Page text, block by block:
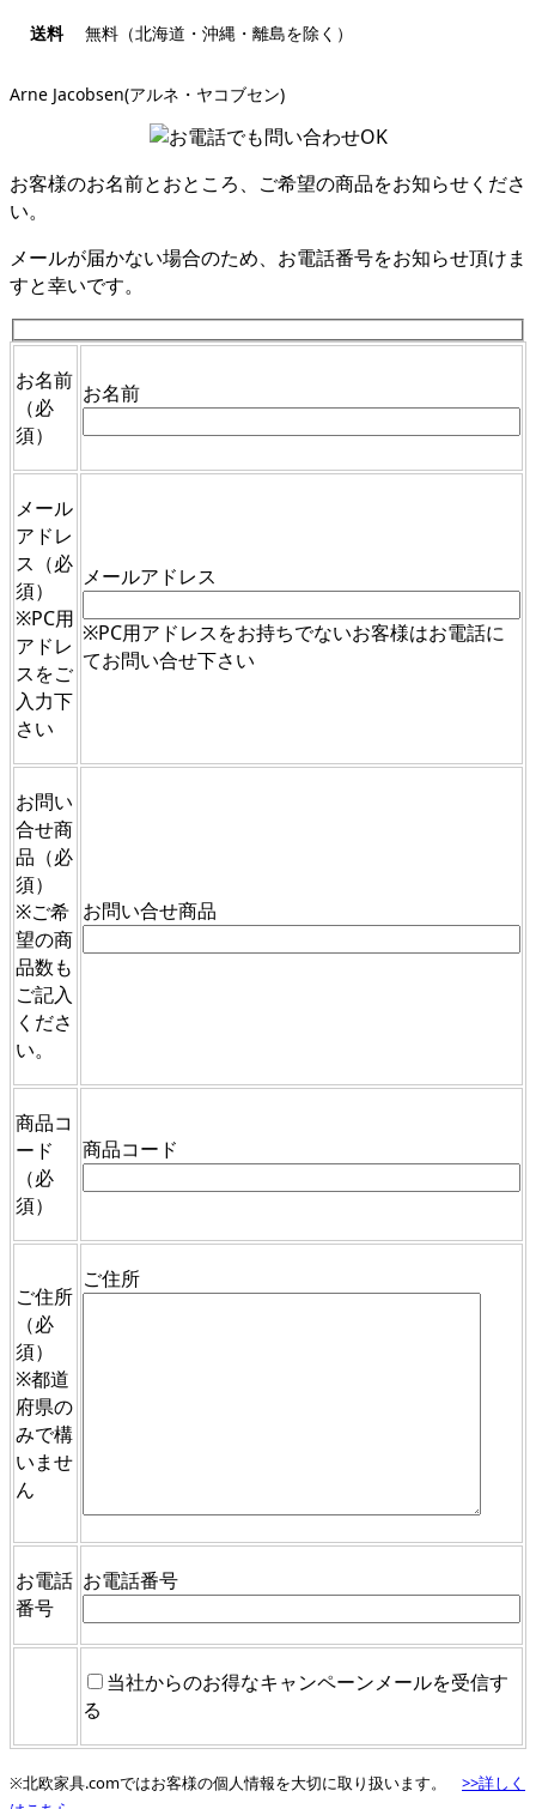
送料 無料（北海道・沖縄・離島を除く）
Arne Jacobsen(アルネ・ヤコブセン)
お客様のお名前とおところ、ご希望の商品をお知らせくださ
い。
メールが届かない場合のため、お電話番号をお知らせ頂けま
すと幸いです。
お名前
（必
須）
お名前
メール
アドレ
ス （必
須）
※PC用
アドレ
スをご
入力下
さい
メールアドレス
※PC用アドレスをお持ちでないお客様はお電話に
てお問い合せ下さい
お問い
合せ商
品 （必
須）
※ご希
望の商
品数も
ご記入
くださ
い。
お問い合せ商品
商品コ
ード
（必
須）
商品コード
ご住所
（必
須）
※都道
府県の
みで構
いませ
ん
ご住所
お電話
番号
お電話番号
当社からのお得なキャンペーンメールを受信す
る
※北欧家具.comではお客様の個人情報を大切に取り扱います。 >>詳しく